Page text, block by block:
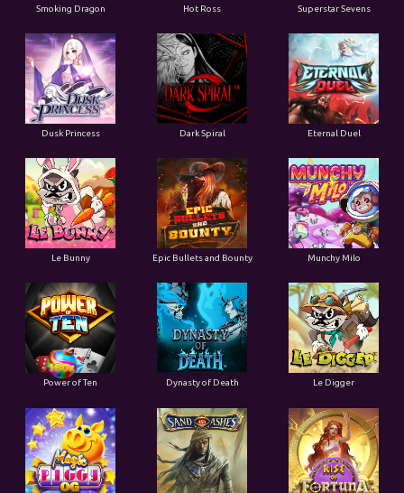
Smoking Dragon Hot Ross Superstar Sevens
Dusk Princess Dark Spiral Eternal Duel
Le Bunny Epic Bullets and Bounty Munchy Milo
Power of Ten Dynasty of Death Le Digger